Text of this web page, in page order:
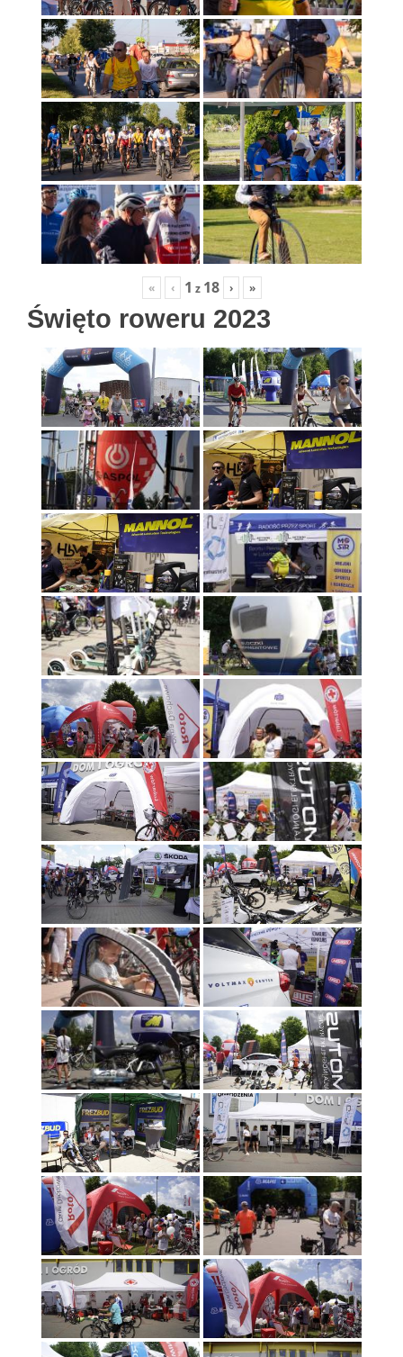
« ‹ 1 z 18 › »
Święto roweru 2023